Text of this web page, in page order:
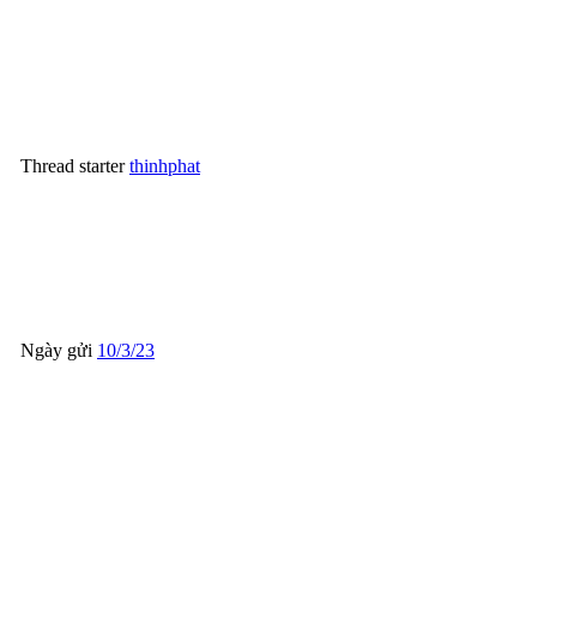
Thread starter thinhphat
Ngày gửi 10/3/23